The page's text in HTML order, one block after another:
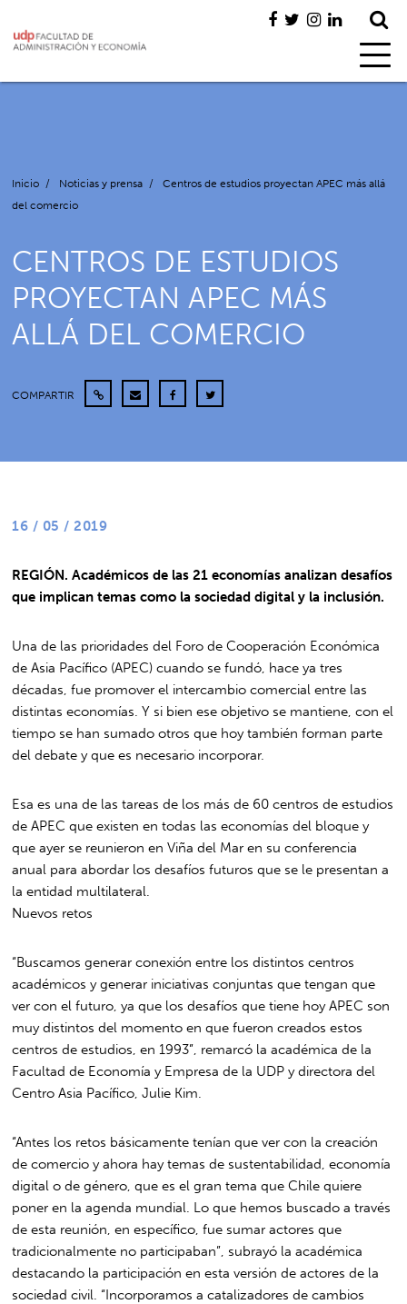
Inicio / Noticias y prensa /
Centros de estudios proyectan APEC más allá
del comercio
CENTROS DE ESTUDIOS
PROYECTAN APEC MÁS
ALLÁ DEL COMERCIO
COMPARTIR
16 / 05 / 2019
REGIÓN. Académicos de las 21 economías analizan desafíos
que implican temas como la sociedad digital y la inclusión.
Una de las prioridades del Foro de Cooperación Económica
de Asia Pacífico (APEC) cuando se fundó, hace ya tres
décadas, fue promover el intercambio comercial entre las
distintas economías. Y si bien ese objetivo se mantiene, con el
tiempo se han sumado otros que hoy también forman parte
del debate y que es necesario incorporar.
Esa es una de las tareas de los más de 60 centros de estudios
de APEC que existen en todas las economías del bloque y
que ayer se reunieron en Viña del Mar en su conferencia
anual para abordar los desafíos futuros que se le presentan a
la entidad multilateral.
Nuevos retos
“Buscamos generar conexión entre los distintos centros
académicos y generar iniciativas conjuntas que tengan que
ver con el futuro, ya que los desafíos que tiene hoy APEC son
muy distintos del momento en que fueron creados estos
centros de estudios, en 1993”, remarcó la académica de la
Facultad de Economía y Empresa de la UDP y directora del
Centro Asia Pacífico, Julie Kim.
“Antes los retos básicamente tenían que ver con la creación
de comercio y ahora hay temas de sustentabilidad, economía
digital o de género, que es el gran tema que Chile quiere
poner en la agenda mundial. Lo que hemos buscado a través
de esta reunión, en específico, fue sumar actores que
tradicionalmente no participaban”, subrayó la académica
destacando la participación en esta versión de actores de la
sociedad civil. “Incorporamos a catalizadores de cambios